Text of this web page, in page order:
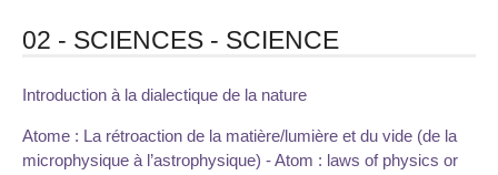
02 - SCIENCES - SCIENCE
Introduction à la dialectique de la nature
Atome : La rétroaction de la matière/lumière et du vide (de la
microphysique à l’astrophysique) - Atom : laws of physics or